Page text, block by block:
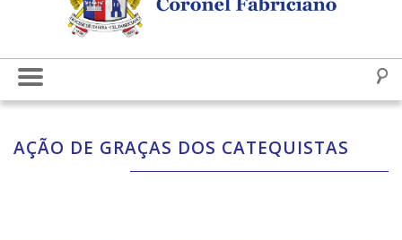
AÇÃO DE GRAÇAS DOS CATEQUISTAS